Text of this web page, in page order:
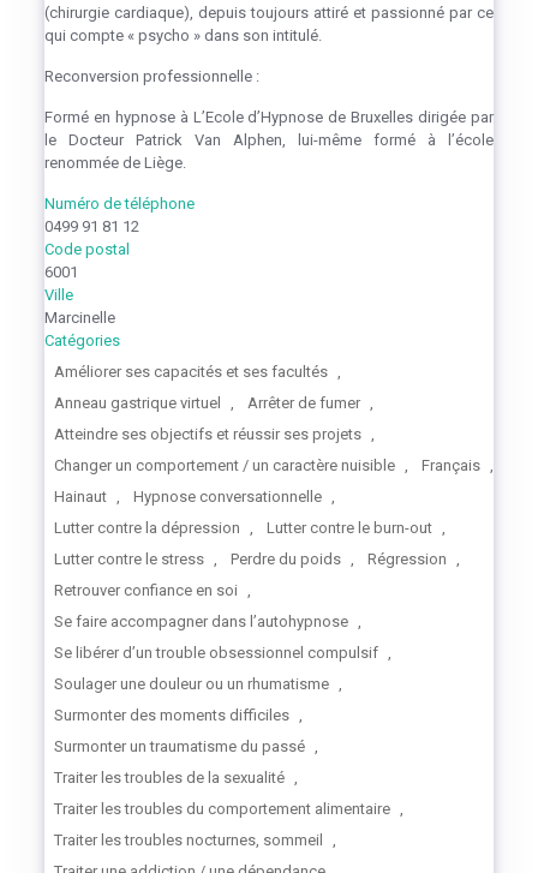
(chirurgie cardiaque), depuis toujours attiré et passionné par ce
qui compte « psycho » dans son intitulé.
Reconversion professionnelle :
Formé en hypnose à L’Ecole d’Hypnose de Bruxelles dirigée par
le Docteur Patrick Van Alphen, lui-même formé à l’école
renommée de Liège.
Numéro de téléphone
0499 91 81 12
Code postal
6001
Ville
Marcinelle
Catégories
Améliorer ses capacités et ses facultés ,
Anneau gastrique virtuel
, Arrêter de fumer ,
Atteindre ses objectifs et réussir ses projets ,
Changer un comportement / un caractère nuisible , Français ,
Hainaut , Hypnose conversationnelle ,
Lutter contre la dépression , Lutter contre le burn-out ,
Lutter contre le stress , Perdre du poids , Régression ,
Retrouver confiance en soi ,
Se faire accompagner dans l’autohypnose ,
Se libérer d’un trouble obsessionnel compulsif ,
Soulager une douleur ou un rhumatisme ,
Surmonter des moments difficiles ,
Surmonter un traumatisme du passé ,
Traiter les troubles de la sexualité ,
Traiter les troubles du comportement alimentaire ,
Traiter les troubles nocturnes, sommeil
,